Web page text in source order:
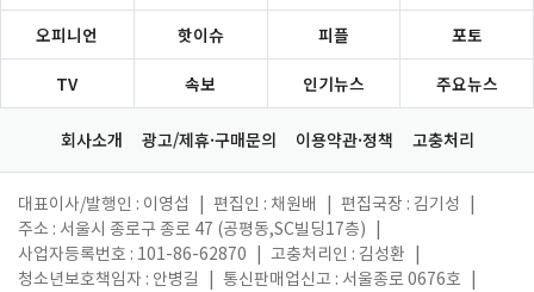
오피니언 핫이슈 피플 포토
TV 속보 인기뉴스 주요뉴스
회사소개 광고/제휴·구매문의 이용약관·정책 고충처리
대표이사/발행인 : 이영섭 편집인 : 채원배 편집국장 : 김기성
주소 : 서울시 종로구 종로 47 (공평동,SC빌딩17층)
사업자등록번호 : 101-86-62870
고충처리인 : 김성환
청소년보호책임자 : 안병길
통신판매업신고 : 서울종로 0676호